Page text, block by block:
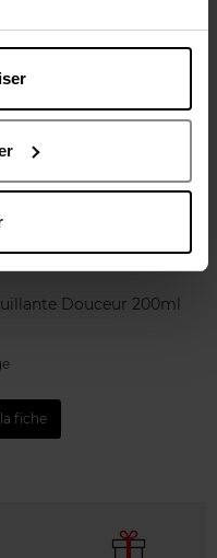
être
Douceur 200ml
fiche